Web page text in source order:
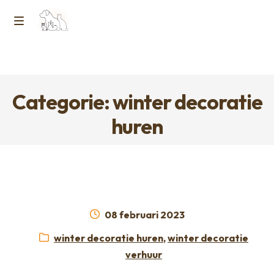
Ga
Ga
Horcon Webshop – GDPR / Voorwaarden /
Categorie: winter decoratie
huren
Geplaatst
08 februari 2023
Categorieën:
winter decoratie huren,winter decoratie
verhuur